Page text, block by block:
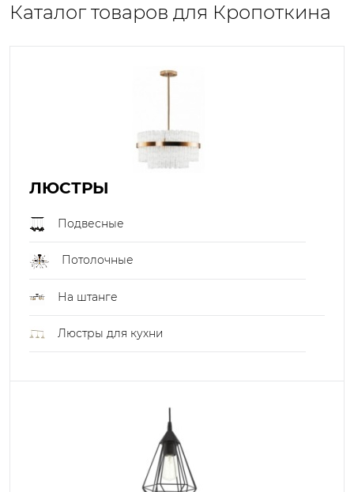
Каталог товаров для Кропоткина
ЛЮСТРЫ
Подвесные
Потолочные
На штанге
Люстры для кухни